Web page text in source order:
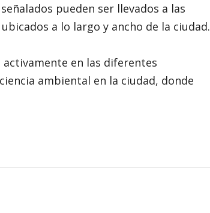
pueden ser llevados a las
a lo largo y ancho de la ciudad.
en las diferentes
ambiental en la ciudad, donde